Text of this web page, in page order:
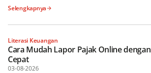
Selengkapnya
Literasi Keuangan
Cara Mudah Lapor Pajak Online dengan
Cepat
03-08-2026